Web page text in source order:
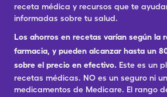
receta médica y recursos que te
informadas sobre tu salud.
Los ahorros en recetas varían según la
farmacia, y pueden alcanzar hasta un
sobre el precio en efectivo. Este es un
recetas médicas. NO es un seguro ni
medicamentos de Medicare. El rango